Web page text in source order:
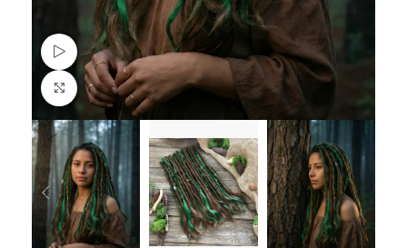
Watch video
Vergrößern